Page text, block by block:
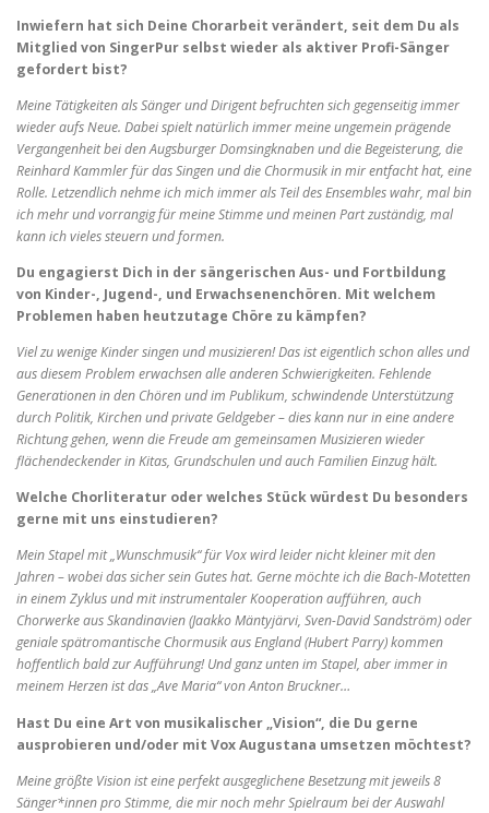
Inwiefern hat sich Deine Chorarbeit verändert, seit dem Du als
Mitglied von SingerPur selbst wieder als aktiver Profi-Sänger
gefordert bist?
Meine Tätigkeiten als Sänger und Dirigent befruchten sich gegenseitig immer
wieder aufs Neue. Dabei spielt natürlich immer meine ungemein prägende
Vergangenheit bei den Augsburger Domsingknaben und die Begeisterung, die
Reinhard Kammler für das Singen und die Chormusik in mir entfacht hat, eine
Rolle. Letzendlich nehme ich mich immer als Teil des Ensembles wahr, mal bin
ich mehr und vorrangig für meine Stimme und meinen Part zuständig, mal
kann ich vieles steuern und formen.
Du engagierst Dich in der sängerischen Aus- und Fortbildung
von Kinder-, Jugend-, und Erwachsenenchören. Mit welchem
Problemen haben heutzutage Chöre zu kämpfen?
Viel zu wenige Kinder singen und musizieren! Das ist eigentlich schon alles und
aus diesem Problem erwachsen alle anderen Schwierigkeiten. Fehlende
Generationen in den Chören und im Publikum, schwindende Unterstützung
durch Politik, Kirchen und private Geldgeber – dies kann nur in eine andere
Richtung gehen, wenn die Freude am gemeinsamen Musizieren wieder
flächendeckender in Kitas, Grundschulen und auch Familien Einzug hält.
Welche Chorliteratur oder welches Stück würdest Du besonders
gerne mit uns einstudieren?
Mein Stapel mit „Wunschmusik“ für Vox wird leider nicht kleiner mit den
Jahren – wobei das sicher sein Gutes hat. Gerne möchte ich die Bach-Motetten
in einem Zyklus und mit instrumentaler Kooperation aufführen, auch
Chorwerke aus Skandinavien (Jaakko Mäntyjärvi, Sven-David Sandström) oder
geniale spätromantische Chormusik aus England (Hubert Parry) kommen
hoffentlich bald zur Aufführung! Und ganz unten im Stapel, aber immer in
meinem Herzen ist das „Ave Maria“ von Anton Bruckner…
Hast Du eine Art von musikalischer „Vision“, die Du gerne
ausprobieren und/oder mit Vox Augustana umsetzen möchtest?
Meine größte Vision ist eine perfekt ausgeglichene Besetzung mit jeweils 8
Sänger*innen pro Stimme, die mir noch mehr Spielraum bei der Auswahl